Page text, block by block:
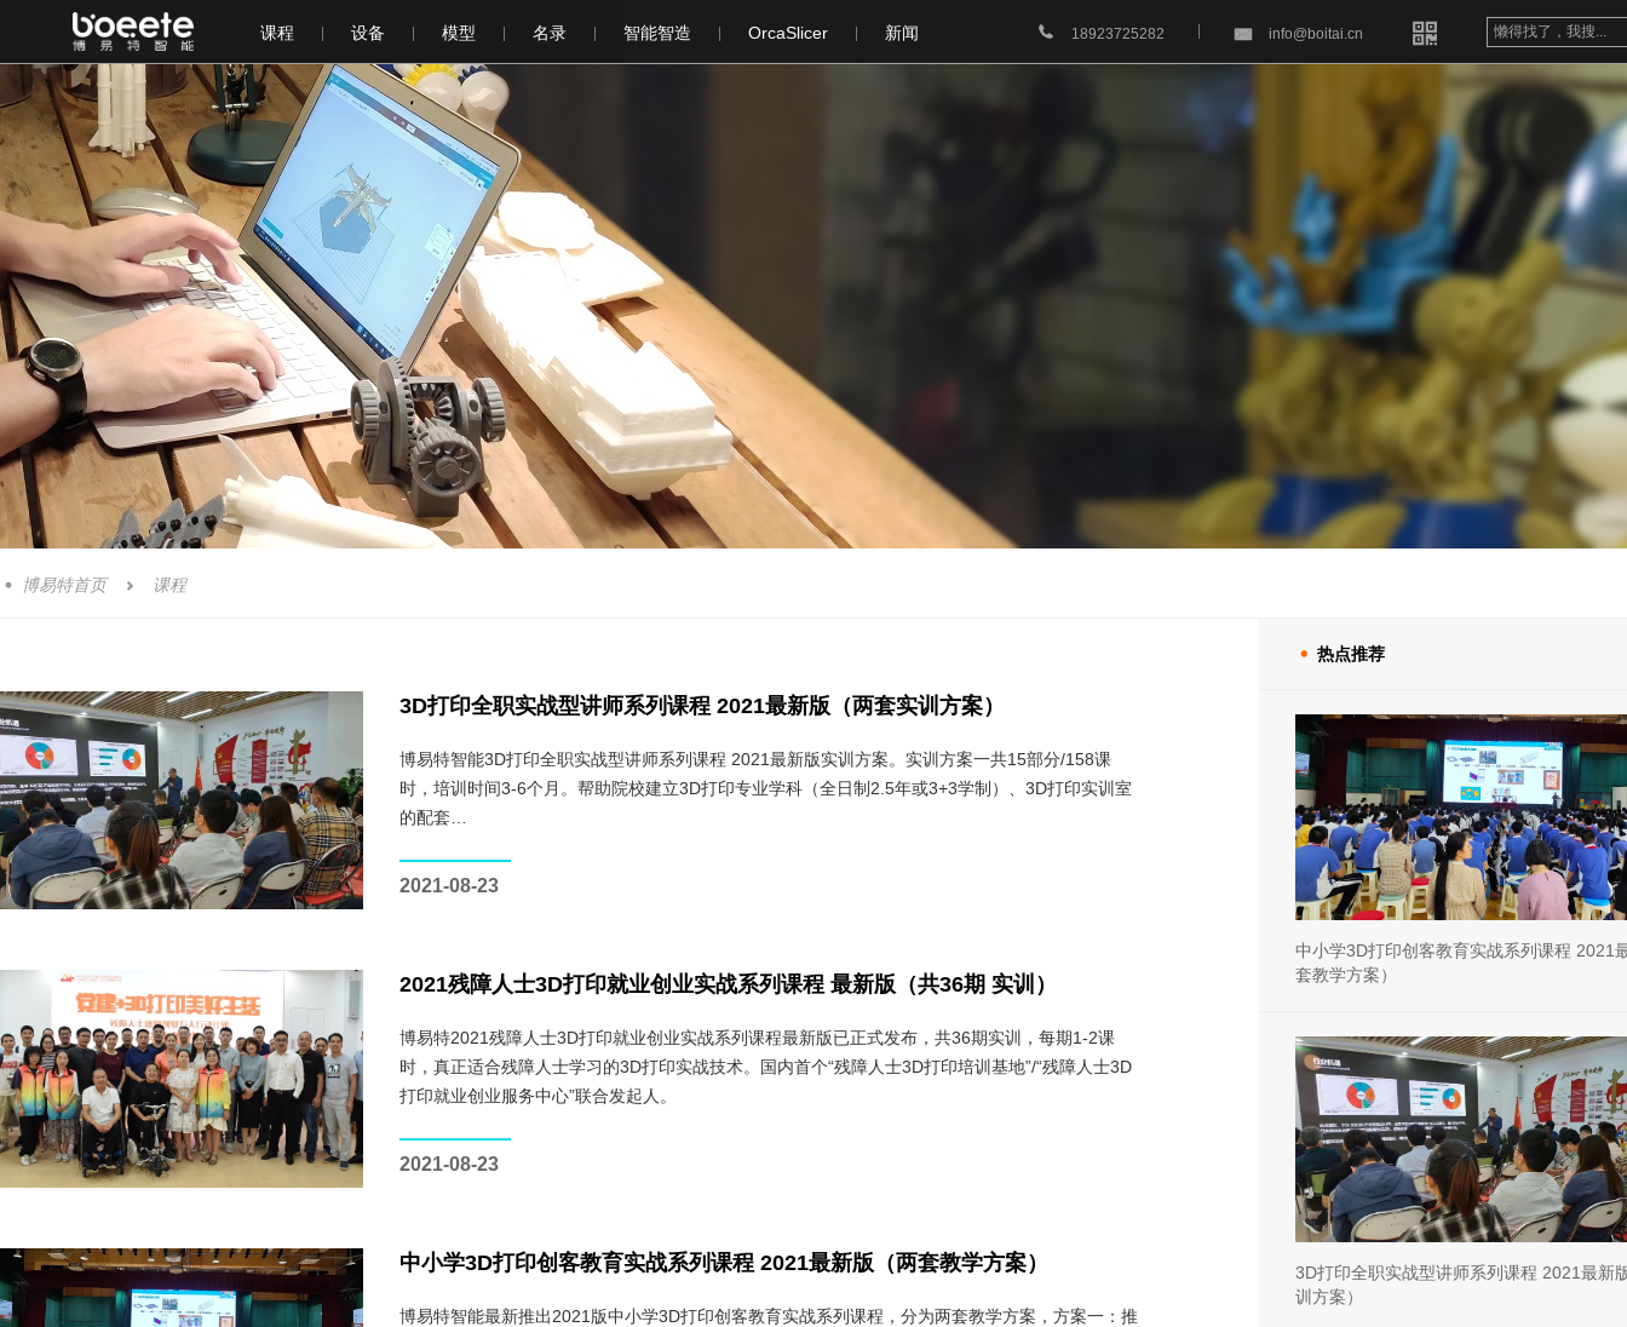
课程 设备 模型 名录 智能智造 OrcaSlicer 新闻 
 info@boitai.cn
 18923725282
 博易特首页  课程
3D打印全职实战型讲师系列课程 2021最新版（两套实训方案）
博易特智能3D打印全职实战型讲师系列课程 2021最新版实训方案。实训方案一共15部分/158课
时，培训时间3-6个月。帮助院校建立3D打印专业学科（全日制2.5年或3+3学制）、3D打印实训室
的配套…
2021-08-23
2021残障人士3D打印就业创业实战系列课程 最新版（共36期 实训）
博易特2021残障人士3D打印就业创业实战系列课程最新版已正式发布，共36期实训，每期1-2课
时，真正适合残障人士学习的3D打印实战技术。国内首个“残障人士3D打印培训基地”/“残障人士3D
打印就业创业服务中心”联合发起人。
2021-08-23
中小学3D打印创客教育实战系列课程 2021最新版（两套教学方案）
博易特智能最新推出2021版中小学3D打印创客教育实战系列课程，分为两套教学方案，方案一：推
 热点推荐
中小学3D打印创客教育实战系列课程 2021
套教学方案）
3D打印全职实战型讲师系列课程 2021最新
训方案）